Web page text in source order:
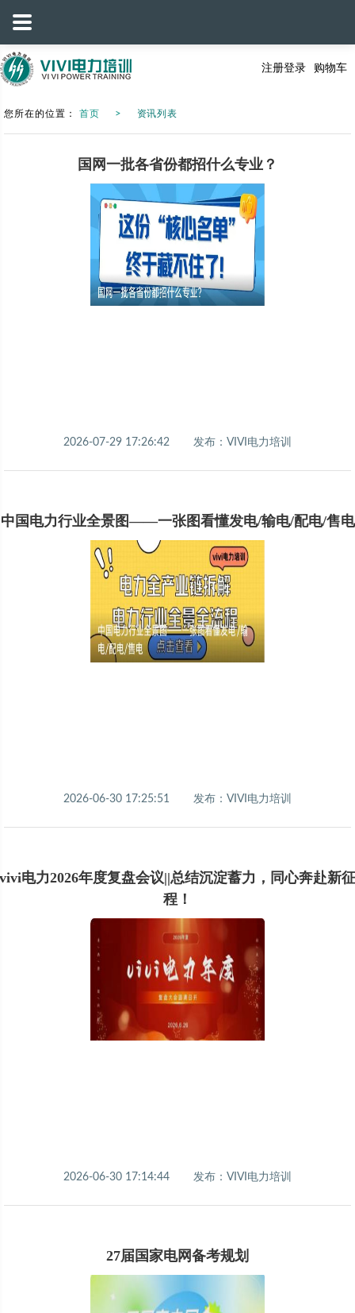
购物车
登录
注册
您所在的位置： 首页 资讯列表
国网一批各省份都招什么专业？
2026-07-29 17:26:42 发布：VIVI电力培训
中国电力行业全景图——一张图看懂发电/输电/配电/售电
2026-06-30 17:25:51 发布：VIVI电力培训
vivi电力2026年度复盘会议||总结沉淀蓄力，同心奔赴新征
程！
2026-06-30 17:14:44 发布：VIVI电力培训
27届国家电网备考规划